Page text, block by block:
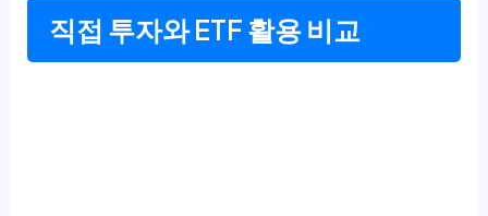
직접 투자와 ETF 활용 비교